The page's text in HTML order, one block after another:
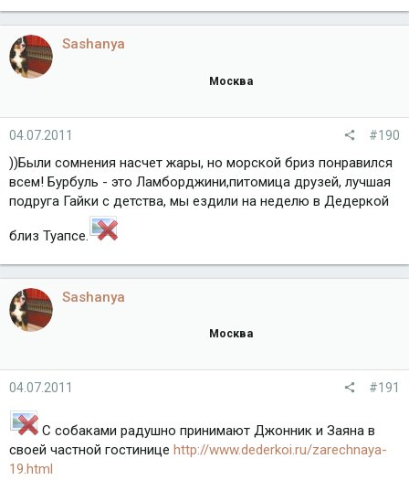
Sashanya
Москва
04.07.2011 #190
))Были сомнения насчет жары, но морской бриз понравился
всем! Бурбуль - это Ламборджини,питомица друзей, лучшая
подруга Гайки с детства, мы ездили на неделю в Дедеркой
близ Туапсе.
Sashanya
Москва
04.07.2011 #191
С собаками радушно принимают Джонник и Заяна в
своей частной гостинице http://www.dederkoi.ru/zarechnaya-
19.html